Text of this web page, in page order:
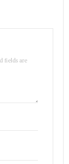
fields are